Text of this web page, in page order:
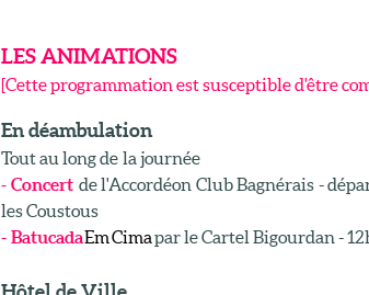
LES ANIMATIONS
[Cette programmation est susceptible d'être
En déambulation
Tout au long de la journée
- Concert de l'Accordéon Club Bagnérais -
les Coustous
- BatucadaEm Cimapar le Cartel Bigourdan -